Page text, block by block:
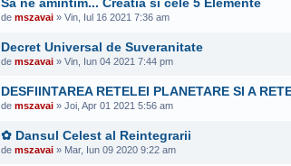
de mszavai » Vin, Iul 16 2021 7:36 am
Decret Universal de Suveranitate
de mszavai » Vin, Iun 04 2021 7:44 pm
DESFIINTAREA RETELEI PLANETARE SI A
de mszavai » Joi, Apr 01 2021 5:56 am
✿ Dansul Celest al Reintegrarii
de mszavai » Mar, Iun 09 2020 9:22 am